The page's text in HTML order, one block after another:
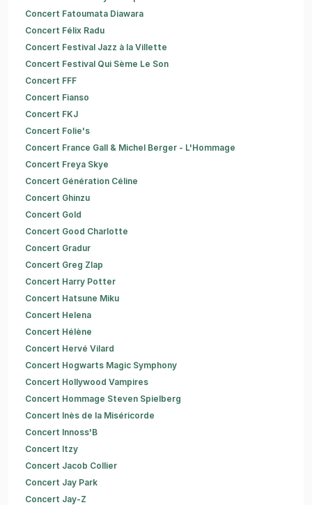
Concert Fatoumata Diawara
Concert Félix Radu
Concert Festival Jazz à la Villette
Concert Festival Qui Sème Le Son
Concert FFF
Concert Fianso
Concert FKJ
Concert Folie's
Concert France Gall & Michel Berger - L'Hommage
Concert Freya Skye
Concert Génération Céline
Concert Ghinzu
Concert Gold
Concert Good Charlotte
Concert Gradur
Concert Greg Zlap
Concert Harry Potter
Concert Hatsune Miku
Concert Helena
Concert Hélène
Concert Hervé Vilard
Concert Hogwarts Magic Symphony
Concert Hollywood Vampires
Concert Hommage Steven Spielberg
Concert Inès de la Miséricorde
Concert Innoss'B
Concert Itzy
Concert Jacob Collier
Concert Jay Park
Concert Jay-Z